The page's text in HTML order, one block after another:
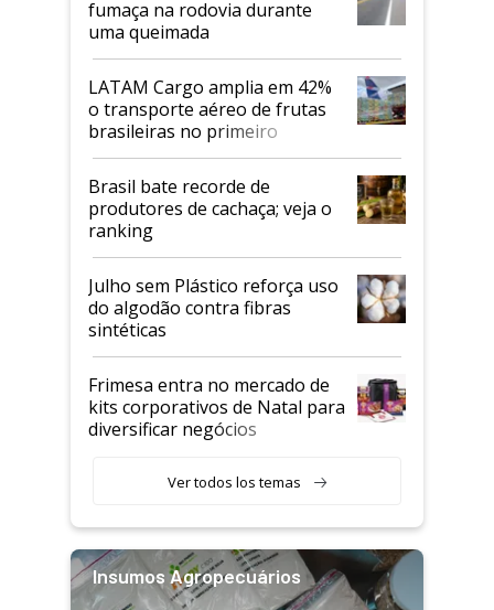
fumaça na rodovia durante
uma queimada
LATAM Cargo amplia em 42%
o transporte aéreo de frutas
brasileiras no primeiro
semestre
Brasil bate recorde de
produtores de cachaça; veja o
ranking
Julho sem Plástico reforça uso
do algodão contra fibras
sintéticas
Frimesa entra no mercado de
kits corporativos de Natal para
diversificar negócios
Ver todos los temas
Insumos Agropecuários